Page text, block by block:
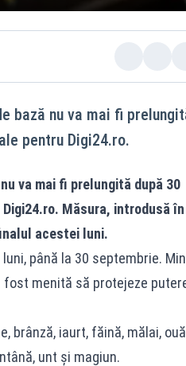
bază nu va mai fi
pentru Digi24.ro.
va mai fi prelungită după 30
Măsura, introdusă
acestei luni.
până la 30 septembrie.
menită să protejeze
brânză, iaurt, făină, mălai,
unt și magiun.